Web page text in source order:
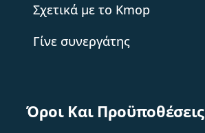
Σχετικά με το Kmop
Γίνε συνεργάτης
Όροι Και Προϋποθέσεις